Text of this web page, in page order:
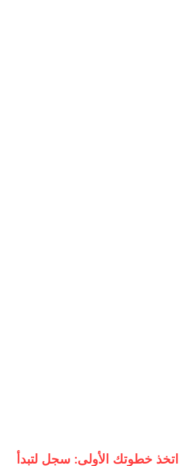
اتخذ خطوتك الأولى: سجل لتبدأ